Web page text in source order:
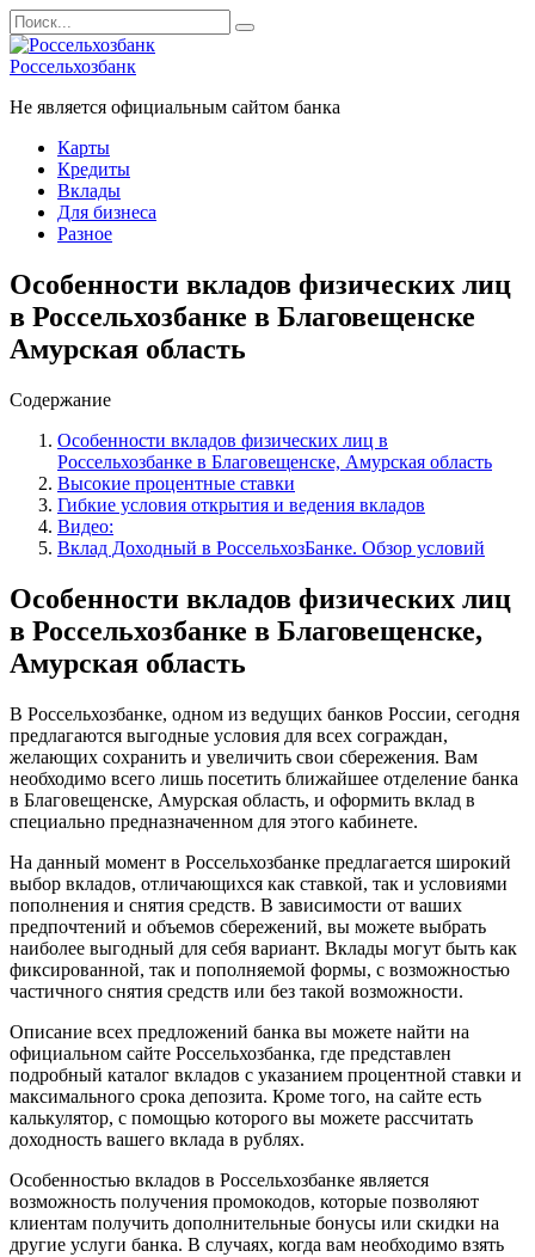
Перейти
к
содержанию
Search
for:
Россельхозбанк
Не является официальным сайтом банка
Карты
Кредиты
Вклады
Для бизнеса
Разное
Особенности вкладов физических лиц
в Россельхозбанке в Благовещенске
Амурская область
Содержание
Особенности вкладов физических лиц в
Россельхозбанке в Благовещенске, Амурская область
Высокие процентные ставки
Гибкие условия открытия и ведения вкладов
Видео:
Вклад Доходный в РоссельхозБанке. Обзор условий
Особенности вкладов физических лиц
в Россельхозбанке в Благовещенске,
Амурская область
В Россельхозбанке, одном из ведущих банков России, сегодня
предлагаются выгодные условия для всех сограждан,
желающих сохранить и увеличить свои сбережения. Вам
необходимо всего лишь посетить ближайшее отделение банка
в Благовещенске, Амурская область, и оформить вклад в
специально предназначенном для этого кабинете.
На данный момент в Россельхозбанке предлагается широкий
выбор вкладов, отличающихся как ставкой, так и условиями
пополнения и снятия средств. В зависимости от ваших
предпочтений и объемов сбережений, вы можете выбрать
наиболее выгодный для себя вариант. Вклады могут быть как
фиксированной, так и пополняемой формы, с возможностью
частичного снятия средств или без такой возможности.
Описание всех предложений банка вы можете найти на
официальном сайте Россельхозбанка, где представлен
подробный каталог вкладов с указанием процентной ставки и
максимального срока депозита. Кроме того, на сайте есть
калькулятор, с помощью которого вы можете рассчитать
доходность вашего вклада в рублях.
Особенностью вкладов в Россельхозбанке является
возможность получения промокодов, которые позволяют
клиентам получить дополнительные бонусы или скидки на
другие услуги банка. В случаях, когда вам необходимо взять